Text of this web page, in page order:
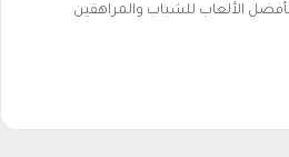
الألعاب للشباب والمراهقين